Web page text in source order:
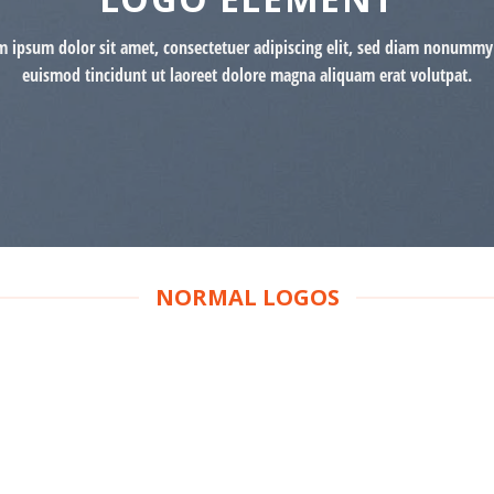
ipsum dolor sit amet, consectetuer adipiscing elit, sed diam
euismod tincidunt ut laoreet dolore magna aliquam erat volutpat.
NORMAL LOGOS